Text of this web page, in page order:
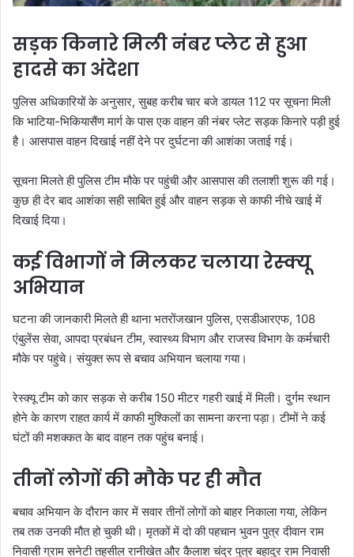
सड़क किनारे मिली नंबर प्लेट से हुआ
हादसे का अंदेशा
पुलिस अधिकारियों के अनुसार, सुबह करीब चार बजे डायल 112 पर सूचना मिली
कि भाटिया-भिकियासैंण मार्ग के पास एक वाहन की नंबर प्लेट सड़क किनारे पड़ी हुई
है। आसपास वाहन दिखाई नहीं देने पर दुर्घटना की आशंका जताई गई।
सूचना मिलते ही पुलिस टीम मौके पर पहुंची और आसपास की तलाशी शुरू की गई।
कुछ ही देर बाद आशंका सही साबित हुई और वाहन सड़क से काफी नीचे खाई में
दिखाई दिया।
कई विभागों ने मिलकर चलाया रेस्क्यू
अभियान
घटना की जानकारी मिलते ही थाना भतरोंजखान पुलिस, एसडीआरएफ, 108
एंबुलेंस सेवा, आपदा प्रबंधन टीम, स्वास्थ्य विभाग और राजस्व विभाग के कर्मचारी
मौके पर पहुंचे। संयुक्त रूप से बचाव अभियान चलाया गया।
रेस्क्यू टीम को कार सड़क से करीब 150 मीटर गहरी खाई में मिली। दुर्गम स्थान
होने के कारण राहत कार्य में काफी मुश्किलों का सामना करना पड़ा। टीमों ने कई
घंटों की मशक्कत के बाद वाहन तक पहुंच बनाई।
तीनों लोगों की मौके पर ही मौत
बचाव अभियान के दौरान कार में सवार तीनों लोगों को बाहर निकाला गया, लेकिन
तब तक उनकी मौत हो चुकी थी। मृतकों में दो की पहचान भुवन पुत्र दीवान राम
निवासी ग्राम सनेटी तहसील रानीखेत और कैलाश चंद्र पुत्र बहादुर राम निवासी